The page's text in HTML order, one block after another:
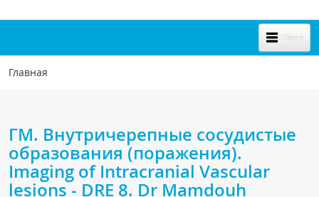
Меню
НОВОЕ НА САЙТЕ
Форум
Наш сборник ссылок
Вы здесь
Главная
ГМ. Внутричерепные сосудистые
образования (поражения).
Imaging of Intracranial Vascular
lesions - DRE 8. Dr Mamdouh